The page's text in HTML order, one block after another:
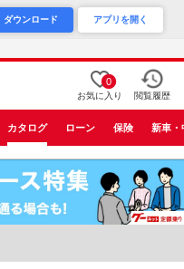
ダウンロード アプリを開く
0
お気に入り 閲覧履歴
カタログ ローン 保険 新車・